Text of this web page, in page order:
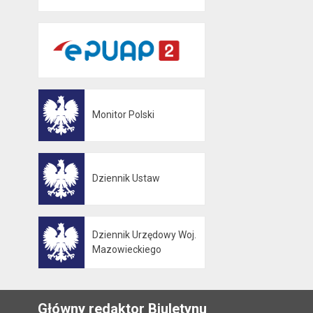
Monitor Polski
Dziennik Ustaw
Dziennik Urzędowy Woj.
Mazowieckiego
Główny redaktor Biuletynu